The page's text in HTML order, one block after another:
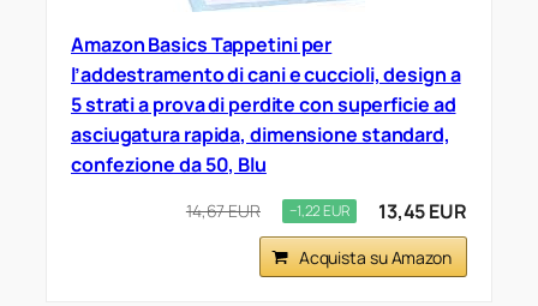
Amazon Basics Tappetini per
l’addestramento di cani e cuccioli, design a
5 strati a prova di perdite con superficie ad
asciugatura rapida, dimensione standard,
confezione da 50, Blu
14,67 EUR −1,22 EUR 13,45 EUR
Acquista su Amazon